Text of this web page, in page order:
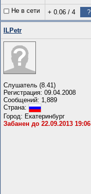
Не в сети + 0.06 / 4 ?
ILPetr
Слушатель (8.41)
Регистрация: 09.04.2008
Сообщений: 1,889
Страна:
Город: Екатеринбург
Забанен до 22.09.2013 19:06